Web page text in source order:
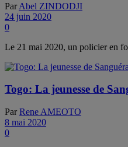
Par Abel ZINDODJI
24 juin 2020
0
Le 21 mai 2020, un policier en
Togo: La jeunesse de
Par Rene AMEOTO
8 mai 2020
0